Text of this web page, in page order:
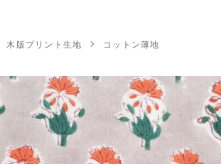
木版プリント生地 コットン薄地